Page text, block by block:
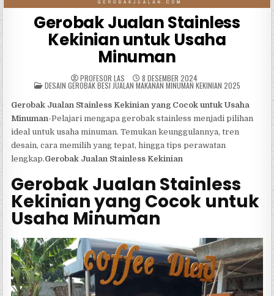
Gerobak Jualan Stainless
Kekinian untuk Usaha
Minuman
PROFESOR LAS 8 DESEMBER 2024
POSTED
IN
DESAIN GEROBAK BESI JUALAN MAKANAN MINUMAN KEKINIAN 2025
Gerobak Jualan Stainless Kekinian yang Cocok untuk Usaha
Minuman-Pelajari mengapa gerobak stainless menjadi pilihan
ideal untuk usaha minuman. Temukan keunggulannya, tren
desain, cara memilih yang tepat, hingga tips perawatan
lengkap.Gerobak Jualan Stainless Kekinian
Gerobak Jualan Stainless
Kekinian yang Cocok untuk
Usaha Minuman